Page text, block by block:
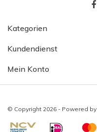
Kategorien
Kundendienst
Mein Konto
© Copyright 2026 - Powered by